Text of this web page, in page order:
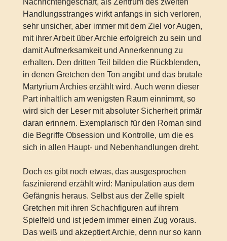
Nachrichtengeschäft, als Zentrum des zweiten
Handlungsstranges wirkt anfangs in sich verloren,
sehr unsicher, aber immer mit dem Ziel vor Augen,
mit ihrer Arbeit über Archie erfolgreich zu sein und
damit Aufmerksamkeit und Annerkennung zu
erhalten. Den dritten Teil bilden die Rückblenden,
in denen Gretchen den Ton angibt und das brutale
Martyrium Archies erzählt wird. Auch wenn dieser
Part inhaltlich am wenigsten Raum einnimmt, so
wird sich der Leser mit absoluter Sicherheit primär
daran erinnern. Exemplarisch für den Roman sind
die Begriffe Obsession und Kontrolle, um die es
sich in allen Haupt- und Nebenhandlungen dreht.
Doch es gibt noch etwas, das ausgesprochen
faszinierend erzählt wird: Manipulation aus dem
Gefängnis heraus. Selbst aus der Zelle spielt
Gretchen mit ihren Schachfiguren auf ihrem
Spielfeld und ist jedem immer einen Zug voraus.
Das weiß und akzeptiert Archie, denn nur so kann